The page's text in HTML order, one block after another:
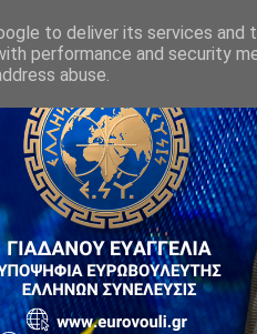
to deliver its services and
performance and security
abuse.